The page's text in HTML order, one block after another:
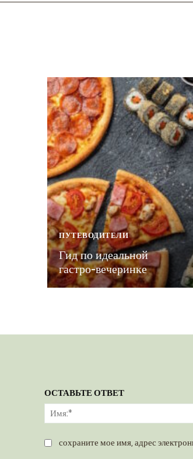
ПУТЕВОДИТЕЛИ
Гид по идеальной
гастро-вечеринке
ОСТАВЬТЕ ОТВЕТ
сохраните мое имя, адрес